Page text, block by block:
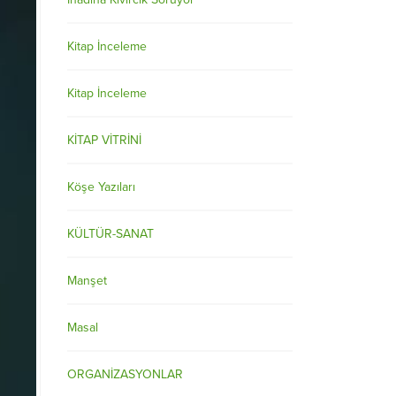
Kitap İnceleme
Kitap İnceleme
KİTAP VİTRİNİ
Köşe Yazıları
KÜLTÜR-SANAT
Manşet
Masal
ORGANİZASYONLAR